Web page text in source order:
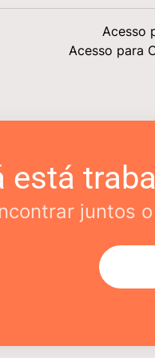
Acesso
Acesso para
está
juntos